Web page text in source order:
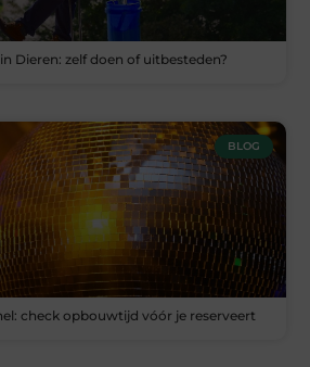
Dieren: zelf doen of uitbesteden?
BLOG
check opbouwtijd vóór je reserveert